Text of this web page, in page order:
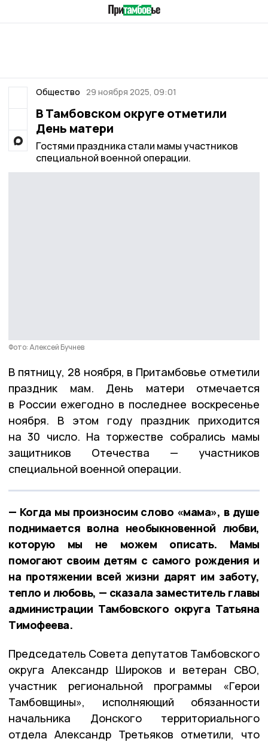
Общество 29 ноября 2025, 09:01
В Тамбовском округе отметили
День матери
Гостями праздника стали мамы участников
специальной военной операции.
Фото: Алексей Бучнев
В пятницу, 28 ноября, в Притамбовье отметили
праздник мам. День матери отмечается
в России ежегодно в последнее воскресенье
ноября. В этом году праздник приходится
на 30 число. На торжестве собрались мамы
защитников Отечества — участников
специальной военной операции.
— Когда мы произносим слово «мама», в душе
поднимается волна необыкновенной любви,
которую мы не можем описать. Мамы
помогают своим детям с самого рождения и
на протяжении всей жизни дарят им заботу,
тепло и любовь, — сказала заместитель главы
администрации Тамбовского округа Татьяна
Тимофеева.
Председатель Совета депутатов Тамбовского
округа Александр Широков и ветеран СВО,
участник региональной программы «Герои
Тамбовщины», исполняющий обязанности
начальника Донского территориального
отдела Александр Третьяков отметили, что